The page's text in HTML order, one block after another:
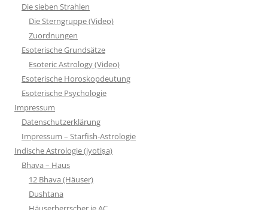
Die sieben Strahlen
Die Sterngruppe (Video)
Zuordnungen
Esoterische Grundsätze
Esoteric Astrology (Video)
Esoterische Horoskopdeutung
Esoterische Psychologie
Impressum
Datenschutzerklärung
Impressum – Starfish-Astrologie
Indische Astrologie (jyotiṣa)
Bhava – Haus
12 Bhava (Häuser)
Dushtana